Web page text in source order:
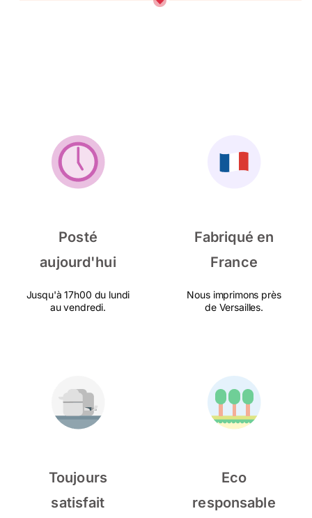
Posté
aujourd'hui
Jusqu'à 17h00 du lundi
au vendredi.
Fabriqué en
France
Nous imprimons près
de Versailles.
Toujours
satisfait
Eco
responsable